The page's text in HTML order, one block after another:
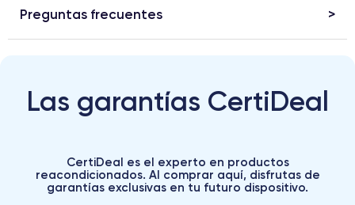
Preguntas frecuentes
Las garantías CertiDeal
CertiDeal es el experto en productos
reacondicionados. Al comprar aquí, disfrutas de
garantías exclusivas en tu futuro dispositivo.